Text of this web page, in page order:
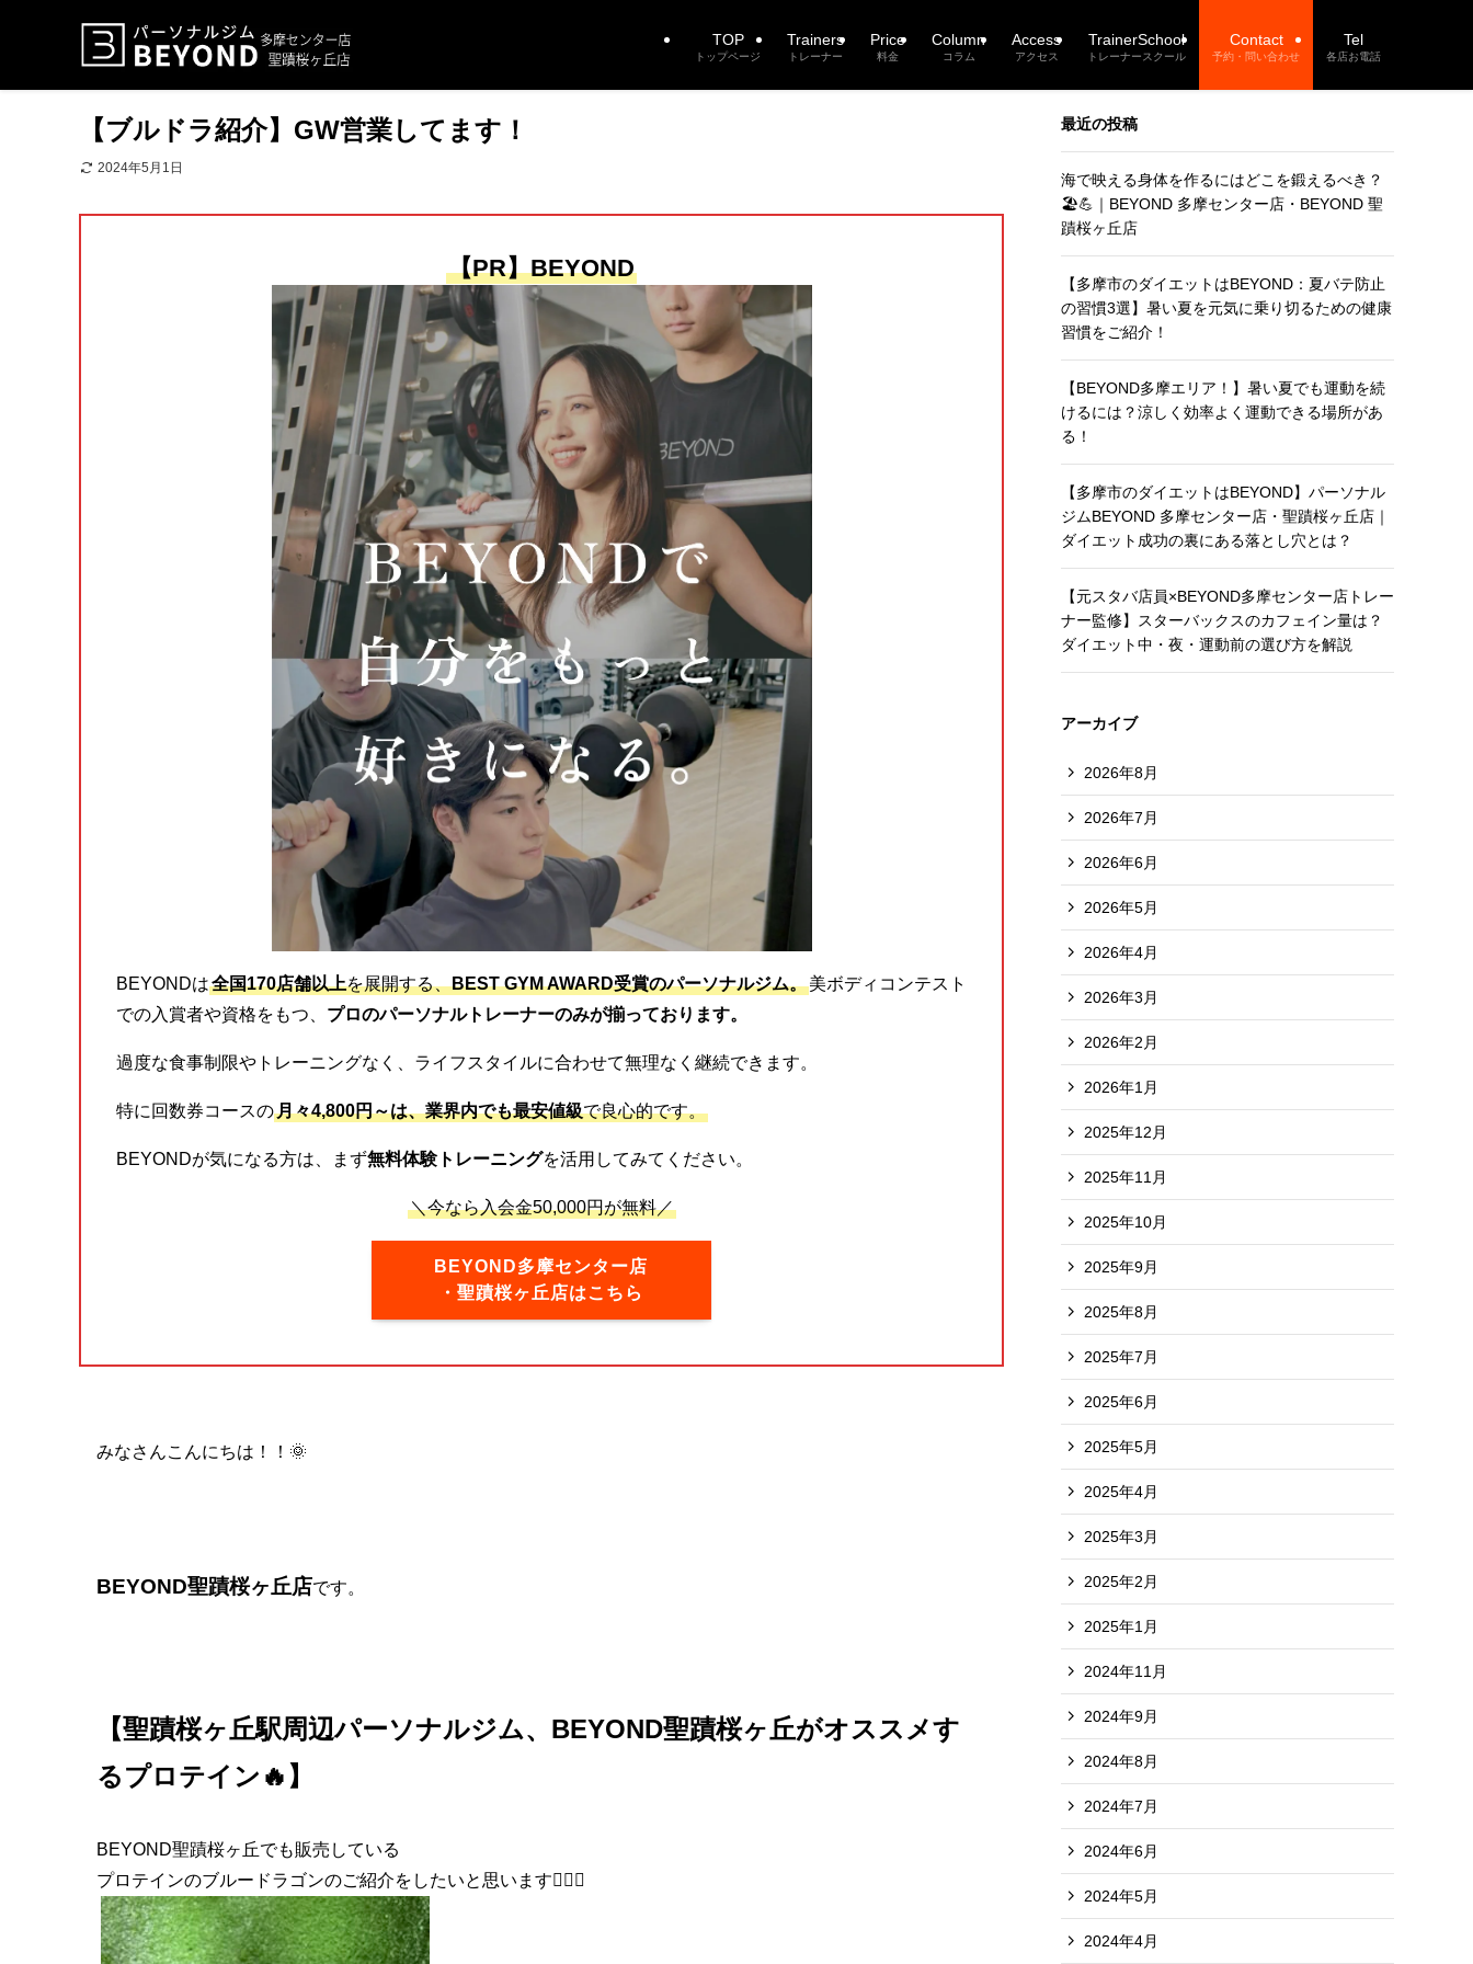
TOP
トップページ
Trainers
トレーナー
Price
料金
Column
コラム
Access
アクセス
TrainerSchool
トレーナースクール
Contact
予約・問い合わせ
Tel
各店お電話
【ブルドラ紹介】GW営業してます！
2024年5月1日
【PR】BEYOND
BEYONDは全国170店舗以上を展開する、BEST GYM AWARD受賞のパーソナルジム。美ボディコンテスト
での入賞者や資格をもつ、 プロのパーソナルトレーナーのみが揃っております。
過度な食事制限やトレーニングなく、ライフスタイルに合わせて無理なく継続できます。
特に回数券コースの月々4,800円～は、業界内でも最安値級で良心的です。
BEYONDが気になる方は、まず無料体験トレーニングを活用してみてください。
＼今なら入会金50,000円が無料／
BEYOND多摩センター店
・聖蹟桜ヶ丘店はこちら
みなさんこんにちは！！🌞
BEYOND聖蹟桜ヶ丘店です。
【聖蹟桜ヶ丘駅周辺パーソナルジム、BEYOND聖蹟桜ヶ丘がオススメす
るプロテイン🔥】
BEYOND聖蹟桜ヶ丘でも販売している
プロテインのブルードラゴンのご紹介をしたいと思います🙇🏼‍♂️
最近の投稿
海で映える身体を作るにはどこを鍛えるべき？
🏖️💪｜BEYOND 多摩センター店・BEYOND 聖
蹟桜ヶ丘店
【多摩市のダイエットはBEYOND：夏バテ防止
の習慣3選】暑い夏を元気に乗り切るための健康
習慣をご紹介！
【BEYOND多摩エリア！】暑い夏でも運動を続
けるには？涼しく効率よく運動できる場所があ
る！
【多摩市のダイエットはBEYOND】パーソナル
ジムBEYOND 多摩センター店・聖蹟桜ヶ丘店｜
ダイエット成功の裏にある落とし穴とは？
【元スタバ店員×BEYOND多摩センター店トレー
ナー監修】スターバックスのカフェイン量は？
ダイエット中・夜・運動前の選び方を解説
アーカイブ
2026年8月
2026年7月
2026年6月
2026年5月
2026年4月
2026年3月
2026年2月
2026年1月
2025年12月
2025年11月
2025年10月
2025年9月
2025年8月
2025年7月
2025年6月
2025年5月
2025年4月
2025年3月
2025年2月
2025年1月
2024年11月
2024年9月
2024年8月
2024年7月
2024年6月
2024年5月
2024年4月